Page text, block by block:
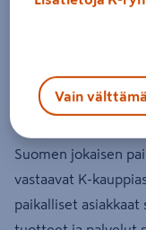
tuotteet ja palvelut
verkostolla
Suomen jokaisen
vastaavat K-
paikalliset asiakkaat
Vain